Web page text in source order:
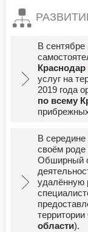
В сентябре
Краснодар
услуг на
2019 года
по всему
В середине
своём
Обширный
удалённую
территории
области).